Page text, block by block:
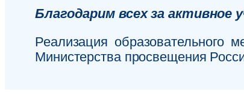
Благодарим всех за активное
Реализация образовательного
Министерства просвещения